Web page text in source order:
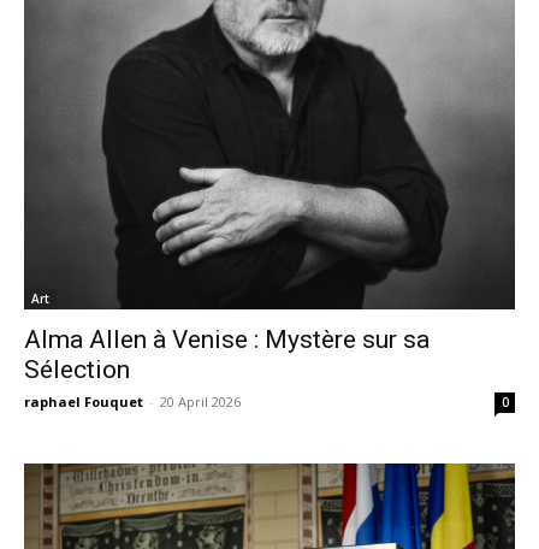
Art
Alma Allen à Venise : Mystère sur sa
Sélection
raphael Fouquet - 20 April 2026 0